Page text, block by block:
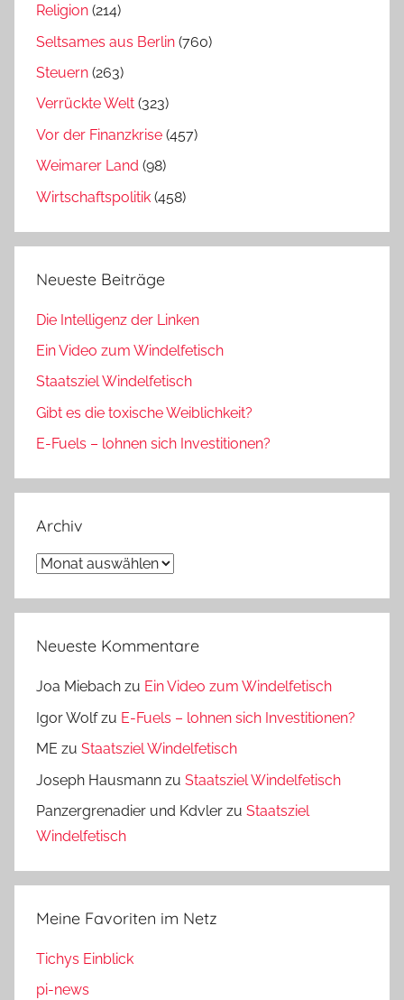
Religion (214)
Seltsames aus Berlin (760)
Steuern (263)
Verrückte Welt (323)
Vor der Finanzkrise (457)
Weimarer Land (98)
Wirtschaftspolitik (458)
Neueste Beiträge
Die Intelligenz der Linken
Ein Video zum Windelfetisch
Staatsziel Windelfetisch
Gibt es die toxische Weiblichkeit?
E-Fuels – lohnen sich Investitionen?
Archiv
Archiv
Neueste Kommentare
Joa Miebach zu Ein Video zum Windelfetisch
Igor Wolfzu E-Fuels – lohnen sich Investitionen?
ME zu Staatsziel Windelfetisch
Joseph Hausmann zu Staatsziel Windelfetisch
Panzergrenadier und Kdvler zu Staatsziel
Windelfetisch
Meine Favoriten im Netz
Tichys Einblick
pi-news